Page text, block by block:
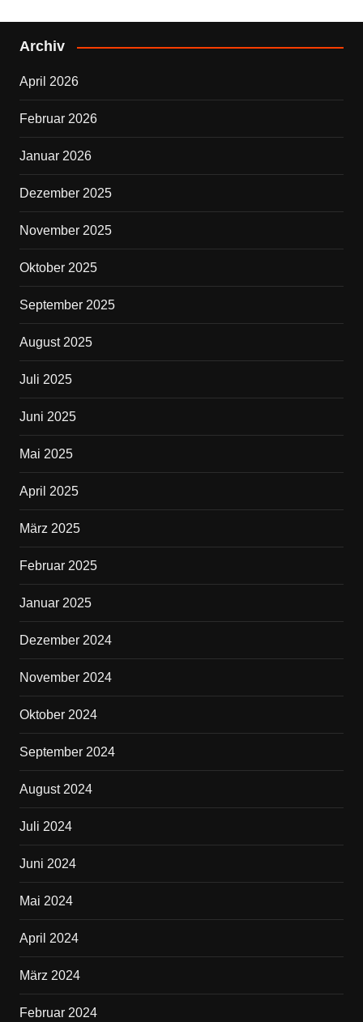
c
e
o
o
k
tt
er
Archiv
April 2026
Februar 2026
Januar 2026
Dezember 2025
November 2025
Oktober 2025
September 2025
August 2025
Juli 2025
Juni 2025
Mai 2025
April 2025
März 2025
Februar 2025
Januar 2025
Dezember 2024
November 2024
Oktober 2024
September 2024
August 2024
Juli 2024
Juni 2024
Mai 2024
April 2024
März 2024
Februar 2024